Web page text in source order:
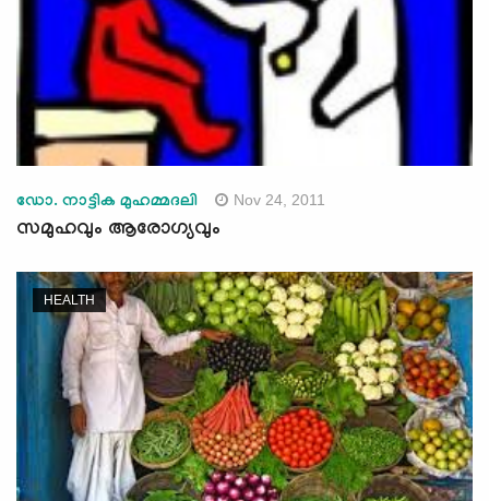
ഡോ. നാട്ടിക മുഹമ്മദലി Nov 24, 2011
സമുഹവും ആരോഗ്യവും
HEALTH